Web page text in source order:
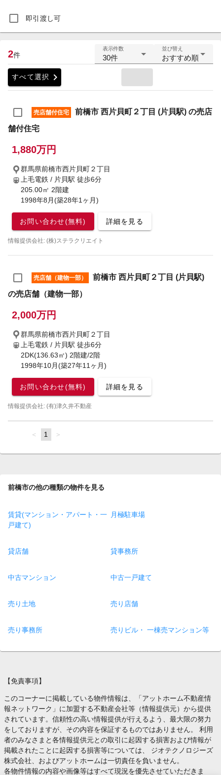
即引渡し可
2件
表示件数
30件
並び替え
おすすめ順
すべて選択 chevron_right
売店舗付住宅
前橋市 西片貝町２丁目 (片貝駅) の売店
舗付住宅
1,880万円
群馬県前橋市西片貝町２丁目
上毛電鉄 / 片貝駅 徒歩6分
205.00㎡ 2階建
1998年8月(築28年1ヶ月)
お問い合わせ(無料) 詳細を見る
情報提供会社: (株)ステラクリエイト
売店舗（建物一部）
前橋市 西片貝町２丁目 (片貝駅)
の売店舗（建物一部）
2,000万円
群馬県前橋市西片貝町２丁目
上毛電鉄 / 片貝駅 徒歩6分
2DK(136.63㎡) 2階建/2階
1998年10月(築27年11ヶ月)
お問い合わせ(無料) 詳細を見る
情報提供会社: (有)津久井不動産
page
You're
page
1 page
前橋市の他の種類の物件を見る
賃貸(マンション・アパート・一
戸建て)
月極駐車場
貸店舗 貸事務所
中古マンション 中古一戸建て
売り土地 売り店舗
売り事務所 売りビル・ 一棟売マンション等
【免責事項】
このコーナーに掲載している物件情報は、「アットホーム不動産情
報ネットワーク」に加盟する不動産会社等（情報提供元）から提供
されています。信頼性の高い情報提供が行えるよう、最大限の努力
をしておりますが、その内容を保証するものではありません。 利用
者のみなさまと各情報提供元との取引に起因する損害および情報が
掲載されたことに起因する損害等については、 ジオテクノロジーズ
株式会社、およびアットホームは一切責任を負いません。
各物件情報の内容や画像等はすべて現況を優先させていただきま